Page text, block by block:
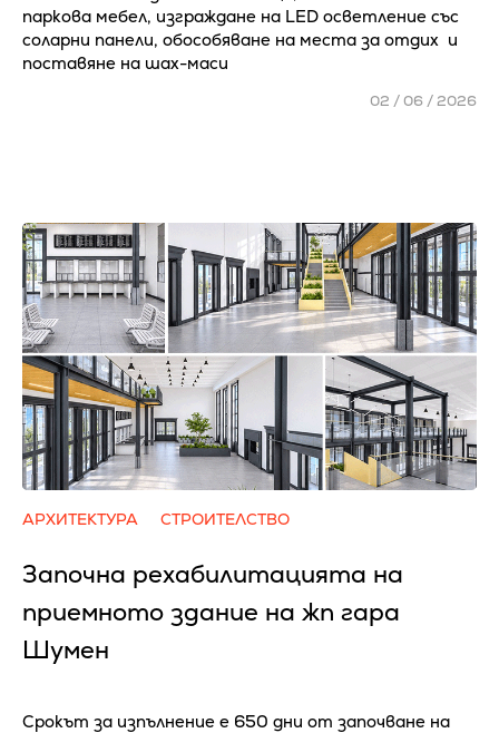
паркова мебел, изграждане на LED осветление със
соларни панели, обособяване на места за отдих и
поставяне на шах-маси
02 / 06 / 2026
АРХИТЕКТУРА СТРОИТЕЛСТВО
Започна рехабилитацията на
приемното здание на жп гара
Шумен
Срокът за изпълнение е 650 дни от започване на